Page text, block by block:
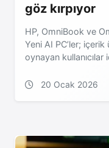
göz kırpıyor
HP, OmniBook ve
Yeni AI PC’ler;
oynayan kullanıcılar
20 Ocak 2026